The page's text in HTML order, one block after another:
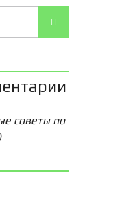
советы по